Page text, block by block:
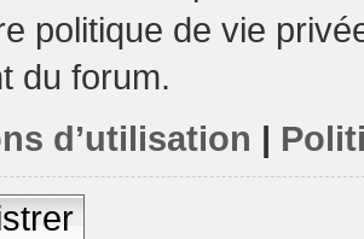
politique de vie
du forum.
d’utilisation |